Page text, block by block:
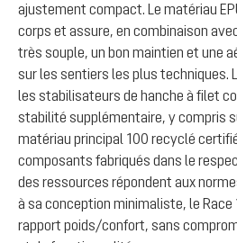
ajustement compact. Le matériau
corps et assure, en combinaison
très souple, un bon maintien et une
sur les sentiers les plus techniques.
les stabilisateurs de hanche à filet
stabilité supplémentaire, y compris
matériau principal 100 recyclé
composants fabriqués dans le
des ressources répondent aux
à sa conception minimaliste, le
rapport poids/confort, sans